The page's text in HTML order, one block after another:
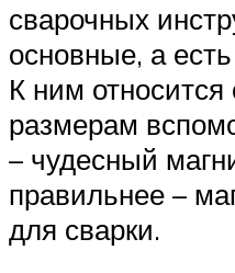
сварочных
основные, а
К ним
размерам
– чудесный
правильнее –
для сварки.